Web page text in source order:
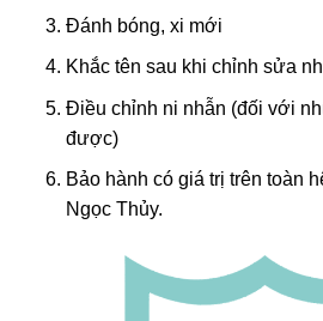
Đánh bóng, xi mới
Khắc tên sau khi chỉnh sửa
Điều chỉnh ni nhẫn (đối với
được)
Bảo hành có giá trị trên toàn
Ngọc Thủy.